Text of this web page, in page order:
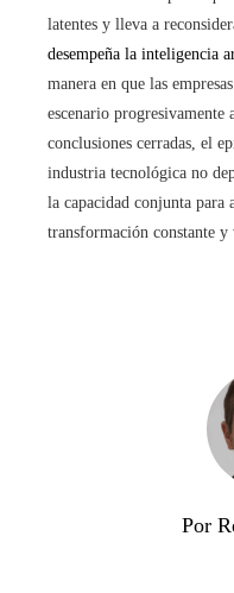
latentes y lleva a
desempeña la inteligencia
manera en que las
escenario
conclusiones cerradas, el
industria tecnológica no
la capacidad conjunta para
transformación constante y
Por